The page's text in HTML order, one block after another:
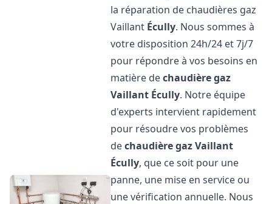
la réparation de chaudières gaz
Vaillant Écully. Nous sommes à
votre disposition 24h/24 et 7j/7
pour répondre à vos besoins en
matière dechaudière gaz
Vaillant Écully. Notre équipe
d'experts intervient rapidement
pour résoudre vos problèmes
dechaudière gaz Vaillant
Écully, que ce soit pour une
panne, une mise en service ou
une vérification annuelle. Nous